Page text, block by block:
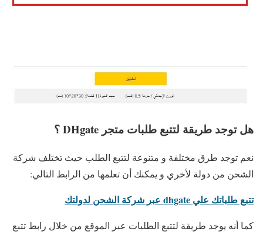
هل توجد طريقة لتتبع طلبات متجر DHgate ؟
نعم توجد طرق مختلفة و متنوعة لتتبع الطلب حيث تختلف شركة
الشحن من دولة لأخري و يمكنك أن تعلمها من الرابط التالي:
تتبع طلباتك علي dhgate عبر شركة الشحن لدولتك
كما أنه يوجد طريقة لتتبع الطلبات عبر الموقع من خلال رابط تتبع